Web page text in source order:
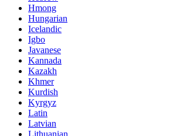
Hmong
Hungarian
Icelandic
Igbo
Javanese
Kannada
Kazakh
Khmer
Kurdish
Kyrgyz
Latin
Latvian